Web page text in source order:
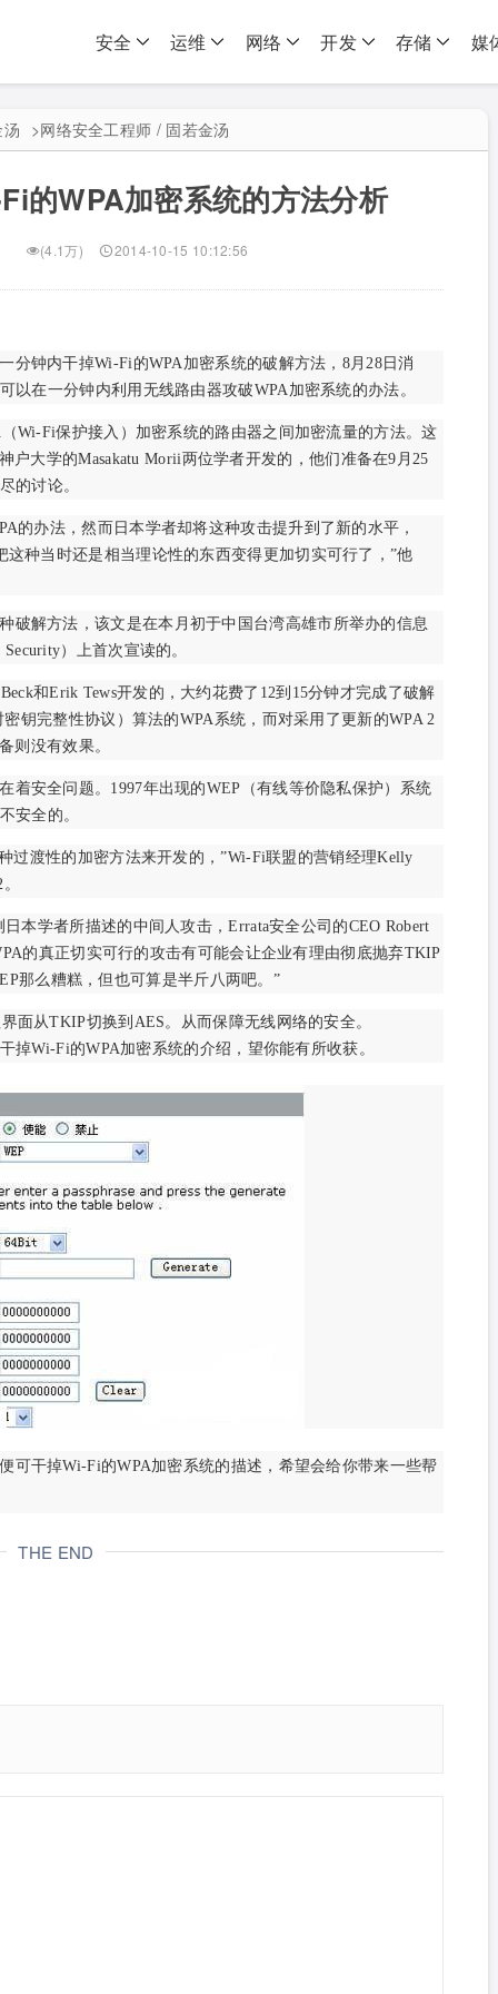
安全 运维 网络 开发 存储 媒
>网络安全工程师 / 固若金汤
的WPA加密系统的方法分析
(4.1万) 2014-10-15 10:12:56
分钟内干掉Wi-Fi的WPA加密系统的破解方法，8月28日消
以在一分钟内利用无线路由器攻破WPA加密系统的办法。
Wi-Fi保护接入）加密系统的路由器之间加密流量的方法。这
户大学的Masakatu Morii两位学者开发的，他们准备在9月25
的讨论。
的办法，然而日本学者却将这种攻击提升到了新的水平，
这种当时还是相当理论性的东西变得更加切实可行了，”他
破解方法，该文是在本月初于中国台湾高雄市所举办的信息
）上首次宣读的。
和Erik Tews开发的，大约花费了12到15分钟才完成了破解
钥完整性协议）算法的WPA系统，而对采用了更新的WPA 2
则没有效果。
着安全问题。1997年出现的WEP（有线等价隐私保护）系统
安全的。
过渡性的加密方法来开发的，”Wi-Fi联盟的营销经理Kelly
本学者所描述的中间人攻击，Errata安全公司的CEO Robert
的真正切实可行的攻击有可能会让企业有理由彻底抛弃TKIP
那么糟糕，但也可算是半斤八两吧。”
面从TKIP切换到AES。从而保障无线网络的安全。
掉Wi-Fi的WPA加密系统的介绍，望你能有所收获。
可干掉Wi-Fi的WPA加密系统的描述，希望会给你带来一些帮
THE END